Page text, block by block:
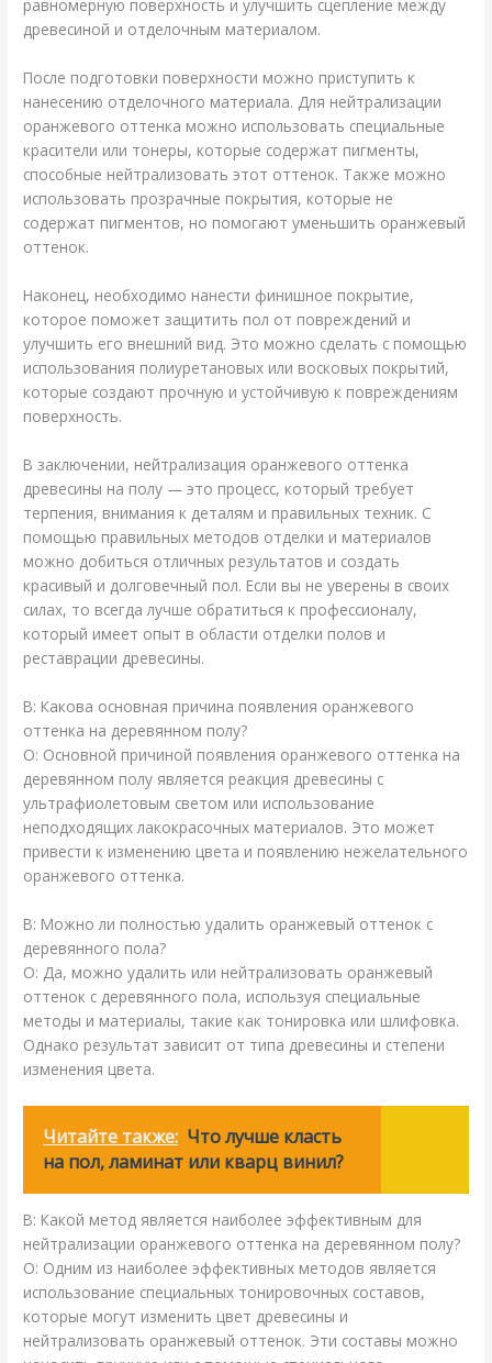
равномерную поверхность и улучшить сцепление между
древесиной и отделочным материалом.
После подготовки поверхности можно приступить к
нанесению отделочного материала. Для нейтрализации
оранжевого оттенка можно использовать специальные
красители или тонеры, которые содержат пигменты,
способные нейтрализовать этот оттенок. Также можно
использовать прозрачные покрытия, которые не
содержат пигментов, но помогают уменьшить оранжевый
оттенок.
Наконец, необходимо нанести финишное покрытие,
которое поможет защитить пол от повреждений и
улучшить его внешний вид. Это можно сделать с помощью
использования полиуретановых или восковых покрытий,
которые создают прочную и устойчивую к повреждениям
поверхность.
В заключении, нейтрализация оранжевого оттенка
древесины на полу — это процесс, который требует
терпения, внимания к деталям и правильных техник. С
помощью правильных методов отделки и материалов
можно добиться отличных результатов и создать
красивый и долговечный пол. Если вы не уверены в своих
силах, то всегда лучше обратиться к профессионалу,
который имеет опыт в области отделки полов и
реставрации древесины.
В: Какова основная причина появления оранжевого
оттенка на деревянном полу?
О: Основной причиной появления оранжевого оттенка на
деревянном полу является реакция древесины с
ультрафиолетовым светом или использование
неподходящих лакокрасочных материалов. Это может
привести к изменению цвета и появлению нежелательного
оранжевого оттенка.
В: Можно ли полностью удалить оранжевый оттенок с
деревянного пола?
О: Да, можно удалить или нейтрализовать оранжевый
оттенок с деревянного пола, используя специальные
методы и материалы, такие как тонировка или шлифовка.
Однако результат зависит от типа древесины и степени
изменения цвета.
Читайте также: Что лучше класть
на пол, ламинат или кварц винил?
В: Какой метод является наиболее эффективным для
нейтрализации оранжевого оттенка на деревянном полу?
О: Одним из наиболее эффективных методов является
использование специальных тонировочных составов,
которые могут изменить цвет древесины и
нейтрализовать оранжевый оттенок. Эти составы можно